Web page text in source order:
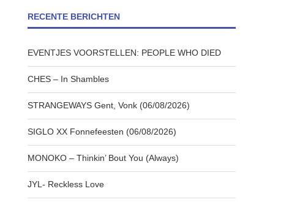
RECENTE BERICHTEN
EVENTJES VOORSTELLEN: PEOPLE WHO DIED
CHES – In Shambles
STRANGEWAYS Gent, Vonk (06/08/2026)
SIGLO XX Fonnefeesten (06/08/2026)
MONOKO – Thinkin’ Bout You (Always)
JYL- Reckless Love